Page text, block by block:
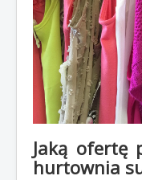
Jaką ofertę
hurtownia